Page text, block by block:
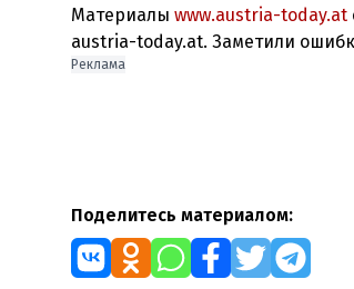
Материалы www.austria-today.at
austria-today.at. Заметили
Реклама
Поделитесь материалом: